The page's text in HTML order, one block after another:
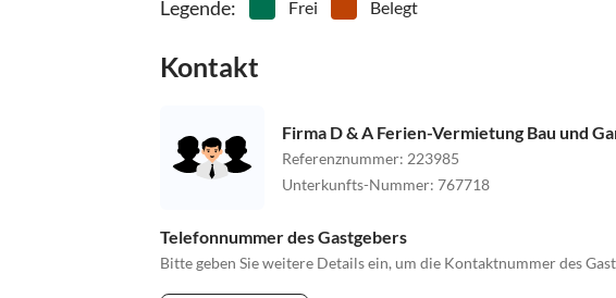
Legende: Frei Belegt
Kontakt
Firma D & A Ferien-Vermietung Bau und
Referenznummer: 223985
Unterkunfts-Nummer: 767718
Telefonnummer des Gastgebers
Bitte geben Sie weitere Details ein, um die Kontaktnummer des